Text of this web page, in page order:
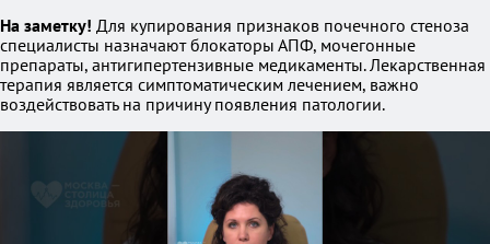
На заметку! Для купирования признаков почечного стеноза
специалисты назначают блокаторы АПФ, мочегонные
препараты, антигипертензивные медикаменты. Лекарственная
терапия является симптоматическим лечением, важно
воздействовать на причину появления патологии.